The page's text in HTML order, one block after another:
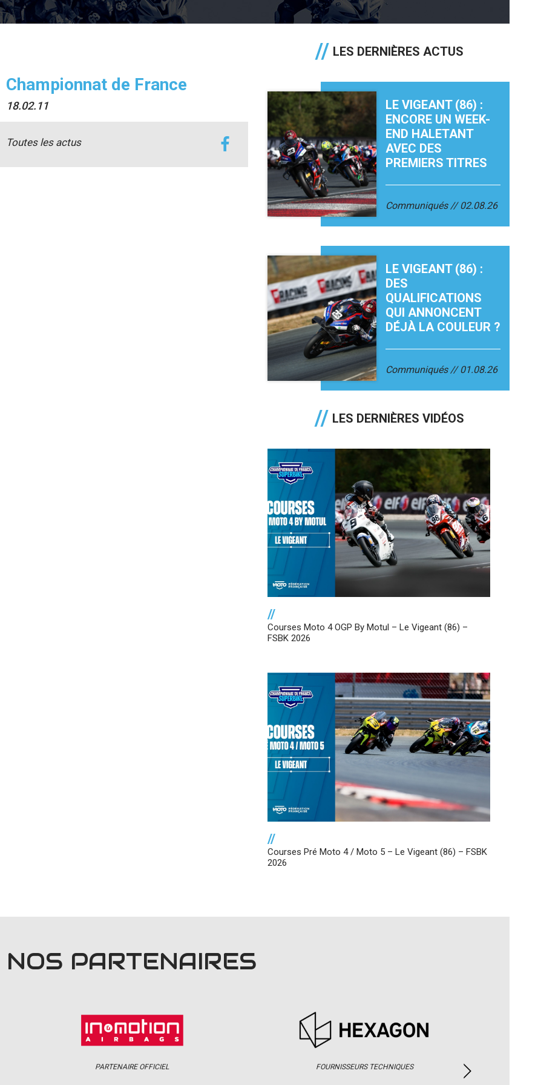
Championnat de France
18.02.11
Toutes les actus
LES DERNIÈRES ACTUS
LE VIGEANT (86) :
ENCORE UN WEEK-
END HALETANT
AVEC DES
PREMIERS TITRES
Communiqués 02.08.26
LE VIGEANT (86) :
DES
QUALIFICATIONS
QUI ANNONCENT
DÉJÀ LA COULEUR ?
Communiqués 01.08.26
LES DERNIÈRES VIDÉOS
//
Courses Moto 4 OGP By Motul – Le Vigeant (86) –
FSBK 2026
//
Courses Pré Moto 4 / Moto 5 – Le Vigeant (86) – FSBK
2026
NOS PARTENAIRES
PARTENAIRE OFFICIEL FOURNISSEURS TECHNIQUES